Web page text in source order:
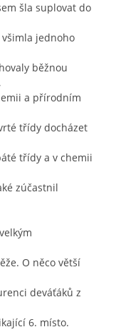
šla suplovat do
všimla jednoho
běžnou
a přírodním
třídy docházet
třídy a v chemii
zúčastnil
O něco větší
deváťáků z
6. místo.